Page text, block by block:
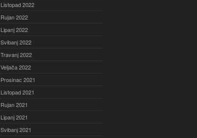
Listopad 2022
Rujan 2022
Lipanj 2022
Svibanj 2022
Travanj 2022
Veljača 2022
Prosinac 2021
Listopad 2021
Rujan 2021
Lipanj 2021
Svibanj 2021